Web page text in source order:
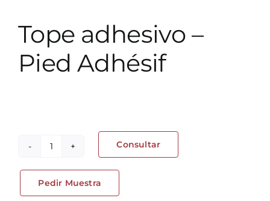
Tope adhesivo –
Pied Adhésif
adhesivo
-
Consultar
Pedir Muestra